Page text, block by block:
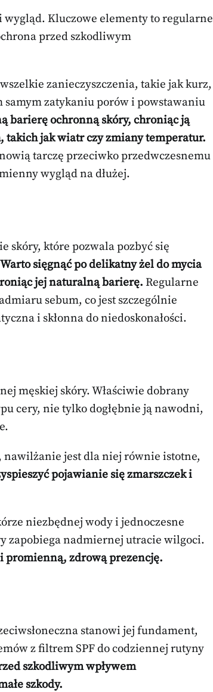
wygląd. Kluczowe elementy to regularne
przed szkodliwym
zanieczyszczenia, takie jak kurz,
zatykaniu porów i powstawaniu
barierę ochronną skóry, chroniąc ją
jak wiatr czy zmiany temperatur.
tarczę przeciwko przedwczesnemu
wygląd na dłużej.
skóry, które pozwala pozbyć się
Warto sięgnąć po delikatny żel do mycia
jej naturalną barierę. Regularne
sebum, co jest szczególnie
i skłonna do niedoskonałości.
męskiej skóry. Właściwie dobrany
cery, nie tylko dogłębnie ją nawodni,
nawilżanie jest dla niej równie istotne,
pojawianie się zmarszczek i
niezbędnej wody i jednoczesne
zapobiega nadmiernej utracie wilgoci.
promienną, zdrową prezencję.
stanowi jej fundament,
z filtrem SPF do codziennej rutyny
szkodliwym wpływem
szkody.